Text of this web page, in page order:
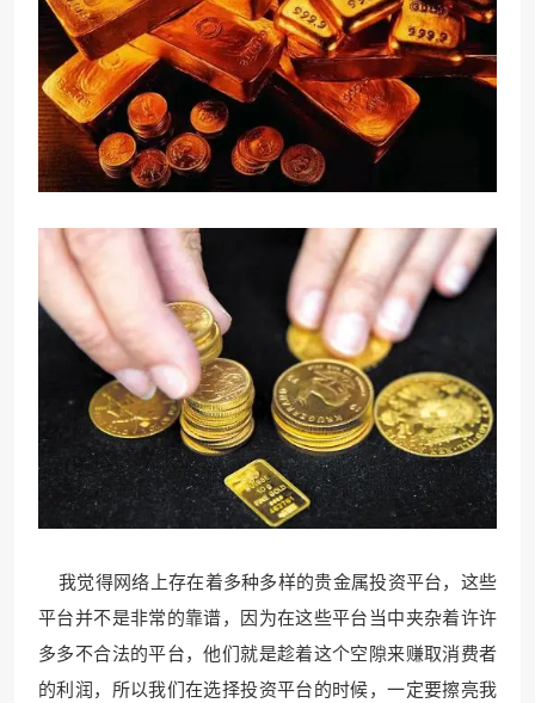
我觉得网络上存在着多种多样的贵金属投资平台，这些
平台并不是非常的靠谱，因为在这些平台当中夹杂着许许
多多不合法的平台，他们就是趁着这个空隙来赚取消费者
的利润，所以我们在选择投资平台的时候，一定要擦亮我